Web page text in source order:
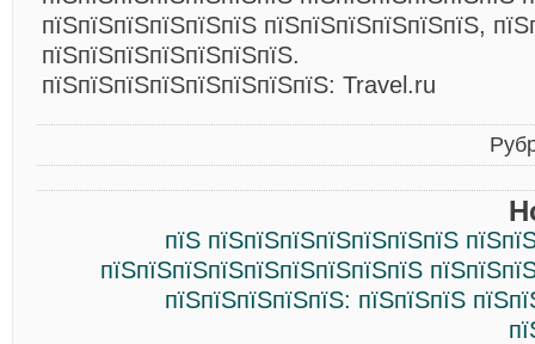
пїЅпїЅпїЅпїЅпїЅпїЅ пїЅпїЅпїЅпїЅпїЅпїЅ,
пїЅпїЅпїЅпїЅпїЅпїЅпїЅ.
пїЅпїЅпїЅпїЅпїЅпїЅпїЅпїЅ: Travel.ru
пїЅ пїЅпїЅпїЅпїЅпїЅпїЅпїЅ
пїЅпїЅпїЅпїЅпїЅпїЅпїЅпїЅпїЅ
пїЅпїЅпїЅпїЅпїЅ: пїЅпїЅпїЅ